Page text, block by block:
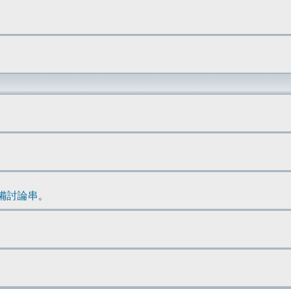
討論串 。